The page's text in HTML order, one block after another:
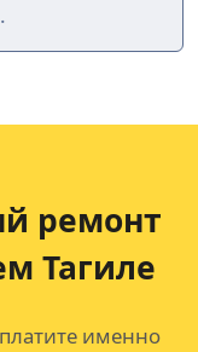
ремонт
Тагиле
именно